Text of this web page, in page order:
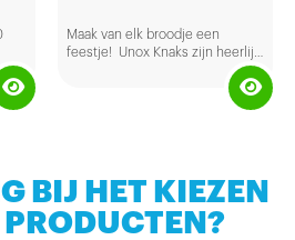
Maak van elk broodje een
feestje! Unox Knaks zijn heerlijk
gekruide knakworstjes bereid
met kwaliteitsvlees. Heerlijk
tussendoor of tijdens de lunch!
BIJ HET KIEZEN